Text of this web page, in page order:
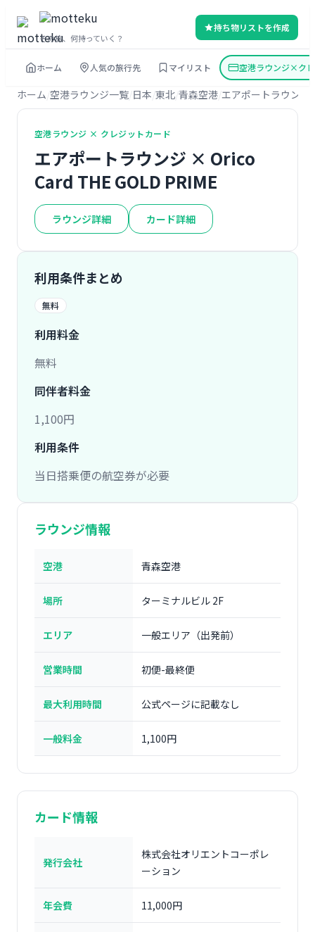
その旅、何持っていく？
持ち物リストを作成
ホーム 人気の旅行先 マイリスト 空港ラウンジ×ク
ホーム 空港ラウンジ一覧 日本 東北 青森空港 エアポートラウンジ
空港ラウンジ × クレジットカード
エアポートラウンジ × Orico
Card THE GOLD PRIME
ラウンジ詳細 カード詳細
利用条件まとめ
無料
利用料金
無料
同伴者料金
1,100円
利用条件
当日搭乗便の航空券が必要
ラウンジ情報
空港 青森空港
場所 ターミナルビル 2F
エリア 一般エリア（出発前）
営業時間 初便-最終便
最大利用時間 公式ページに記載なし
一般料金 1,100円
カード情報
発行会社
株式会社オリエントコーポレ
ーション
年会費 11,000円